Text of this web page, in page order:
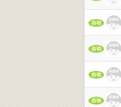
自动
自动
自动
自动